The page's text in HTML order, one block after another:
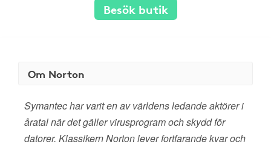
Besök butik
Om Norton
Symantec har varit en av världens ledande aktörer i
åratal när det gäller virusprogram och skydd för
datorer. Klassikern Norton lever fortfarande kvar och